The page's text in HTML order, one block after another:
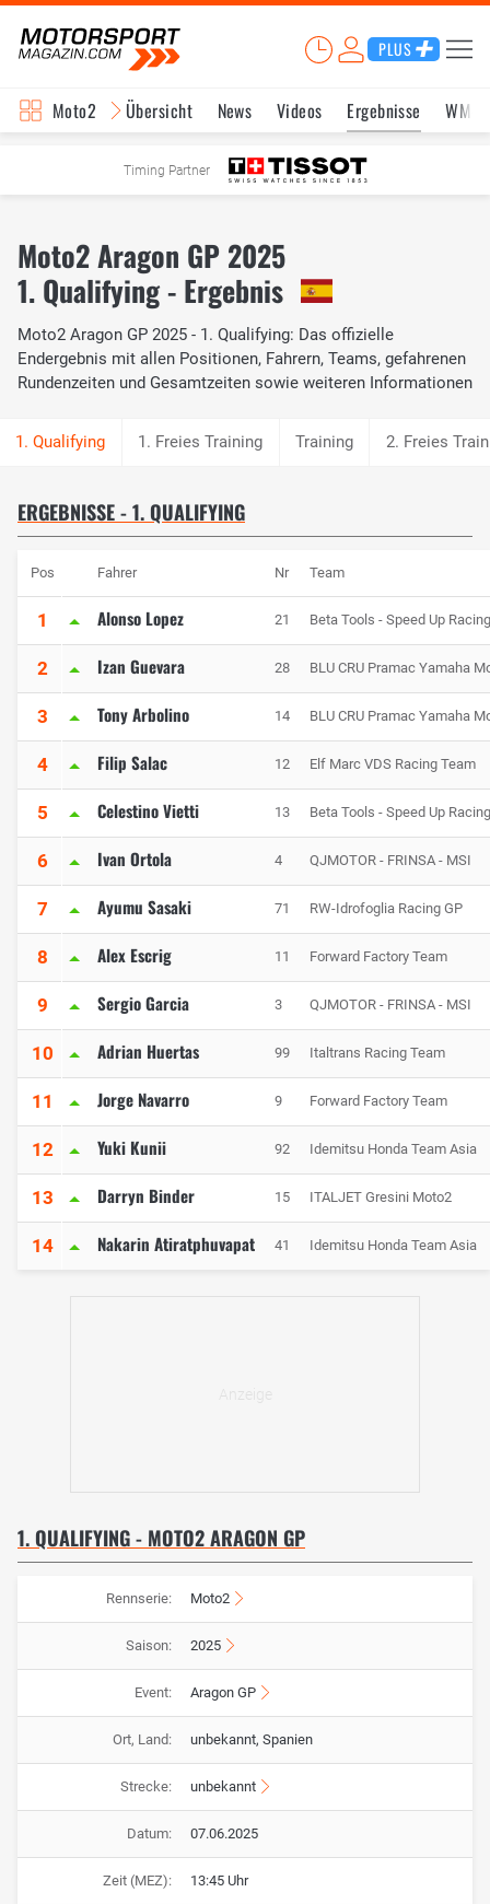
PLUS
Moto2 Übersicht News Videos Ergebnisse WM-
Timing Partner
Moto2 Aragon GP 2025
1. Qualifying - Ergebnis
Moto2 Aragon GP 2025 - 1. Qualifying: Das offizielle
Endergebnis mit allen Positionen, Fahrern, Teams, gefahrenen
Rundenzeiten und Gesamtzeiten sowie weiteren Informationen
1. Freies Training Training 2. Freies
ERGEBNISSE - 1. QUALIFYING
Pos Fahrer Nr Team
1 Alonso Lopez 21 Beta Tools - Speed Up Racing
2 Izan Guevara 28 BLU CRU Pramac Yamaha
3 Tony Arbolino 14 BLU CRU Pramac Yamaha
4 Filip Salac 12 Elf Marc VDS Racing Team
5 Celestino Vietti 13 Beta Tools - Speed Up Racing
6 Ivan Ortola 4 QJMOTOR - FRINSA - MSI
7 Ayumu Sasaki 71 RW-Idrofoglia Racing GP
8 Alex Escrig 11 Forward Factory Team
9 Sergio Garcia 3 QJMOTOR - FRINSA - MSI
10 Adrian Huertas 99 Italtrans Racing Team
11 Jorge Navarro 9 Forward Factory Team
12 Yuki Kunii 92 Idemitsu Honda Team Asia
13 Darryn Binder 15 ITALJET Gresini Moto2
14 Nakarin Atiratphuvapat 41 Idemitsu Honda Team Asia
1. QUALIFYING - MOTO2 ARAGON GP
Rennserie: Moto2
Saison: 2025
Event: Aragon GP
Ort, Land: unbekannt, Spanien
Strecke: unbekannt
Datum: 07.06.2025
Zeit (MEZ): 13:45 Uhr